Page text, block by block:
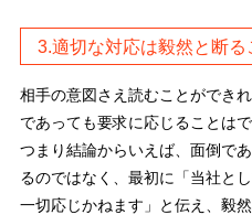
3.適切な対応は毅然と断る
相手の意図さえ読むことができ
であっても要求に応じることは
つまり結論からいえば、面倒で
るのではなく、最初に「当社と
一切応じかねます」と伝え、毅